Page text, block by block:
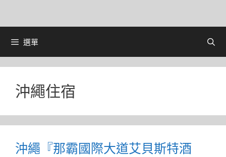
選單
沖繩住宿
沖繩『那霸國際大道艾貝斯特酒